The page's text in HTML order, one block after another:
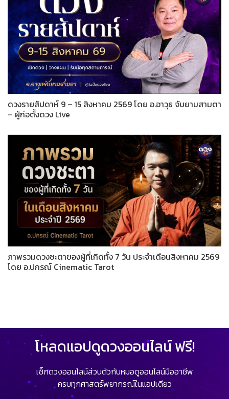
ดวงรายสัปดาห์ 9 – 15 สิงหาคม 2569 โดย อ.อาวุธ จับยามสามตา
– ผู้ก่อตั้งดวง Live
ภาพรวมดวงชะตาของผู้ที่เกิดทั้ง 7 วัน ประจำเดือนสิงหาคม 2569
โดย อ.ปกรณ์ Cinematic Tarot
โหลดแอปดูดวงออนไลน์ ฟรี!
เช็กดวงออนไลน์ส่วนตัวกับหมอดูออนไลน์มืออาชีพ
ครบทุกศาสตร์พยากรณ์ในแอปเดียว